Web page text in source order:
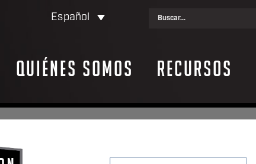
Español
Quiénes somos Recursos